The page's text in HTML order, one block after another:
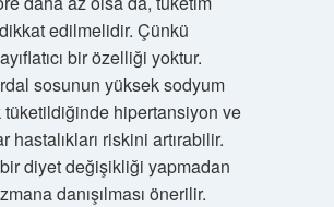
edilmelidir. Çünkü
bir özelliği yoktur.
sosunun yüksek sodyum
tüketildiğinde hipertansiyon ve
hastalıkları riskini artırabilir.
diyet değişikliği yapmadan
danışılması önerilir.